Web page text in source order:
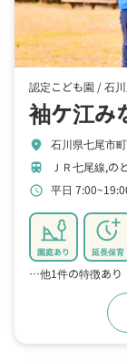
認定こども園 /石
袖ケ江み
location_on 石川県七尾市
train ＪＲ七尾線,の
schedule 平日
園庭あり 延長保育
…他1件の特徴あり